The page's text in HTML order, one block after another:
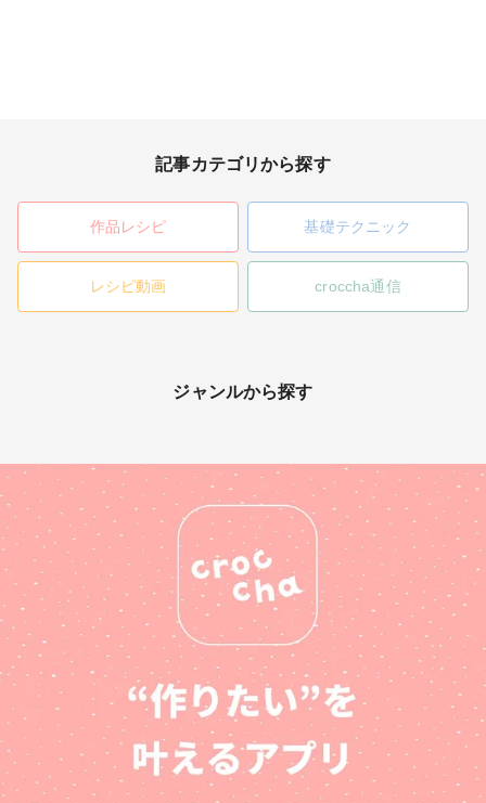
記事カテゴリから探す
作品レシピ 基礎テクニック
レシピ動画 croccha通信
ジャンルから探す